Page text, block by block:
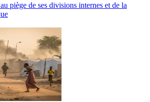
piège de ses divisions internes et de la